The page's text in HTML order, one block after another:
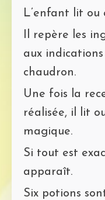
L’enfant lit ou
Il repère les
aux
chaudron.
Une fois la
réalisée, il lit
magique.
Si tout est
apparaît.
Six potions